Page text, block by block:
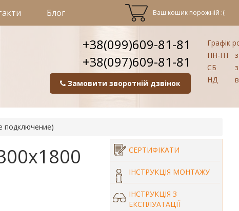
Блог Ваш кошик порожній :(
+38(099)609-81-81
+38(097)609-81-81
Замовити зворотній дзвінок
Графік
ПН-ПТ
СБ
НД
подключение)
СЕРТИФІКАТИ
ІНСТРУКЦІЯ МОНТАЖУ
ІНСТРУКЦІЯ З
ЕКСПЛУАТАЦІЇ